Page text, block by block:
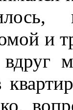
и
вдруг